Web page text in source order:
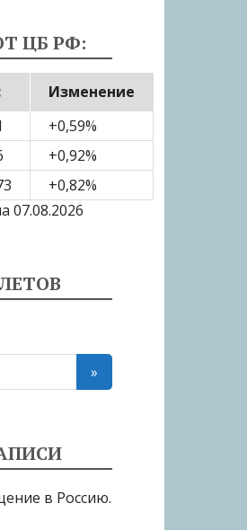
ЦБ РФ:
Изменение
+0,59%
+0,92%
+0,82%
07.08.2026
в Россию.